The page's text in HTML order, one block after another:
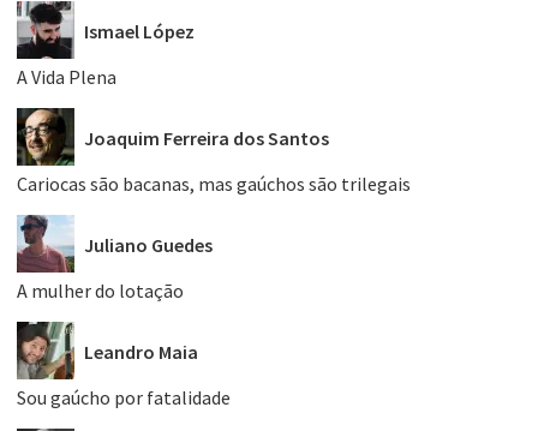
Ismael López
A Vida Plena
Joaquim Ferreira dos Santos
Cariocas são bacanas, mas gaúchos são trilegais
Juliano Guedes
A mulher do lotação
Leandro Maia
Sou gaúcho por fatalidade